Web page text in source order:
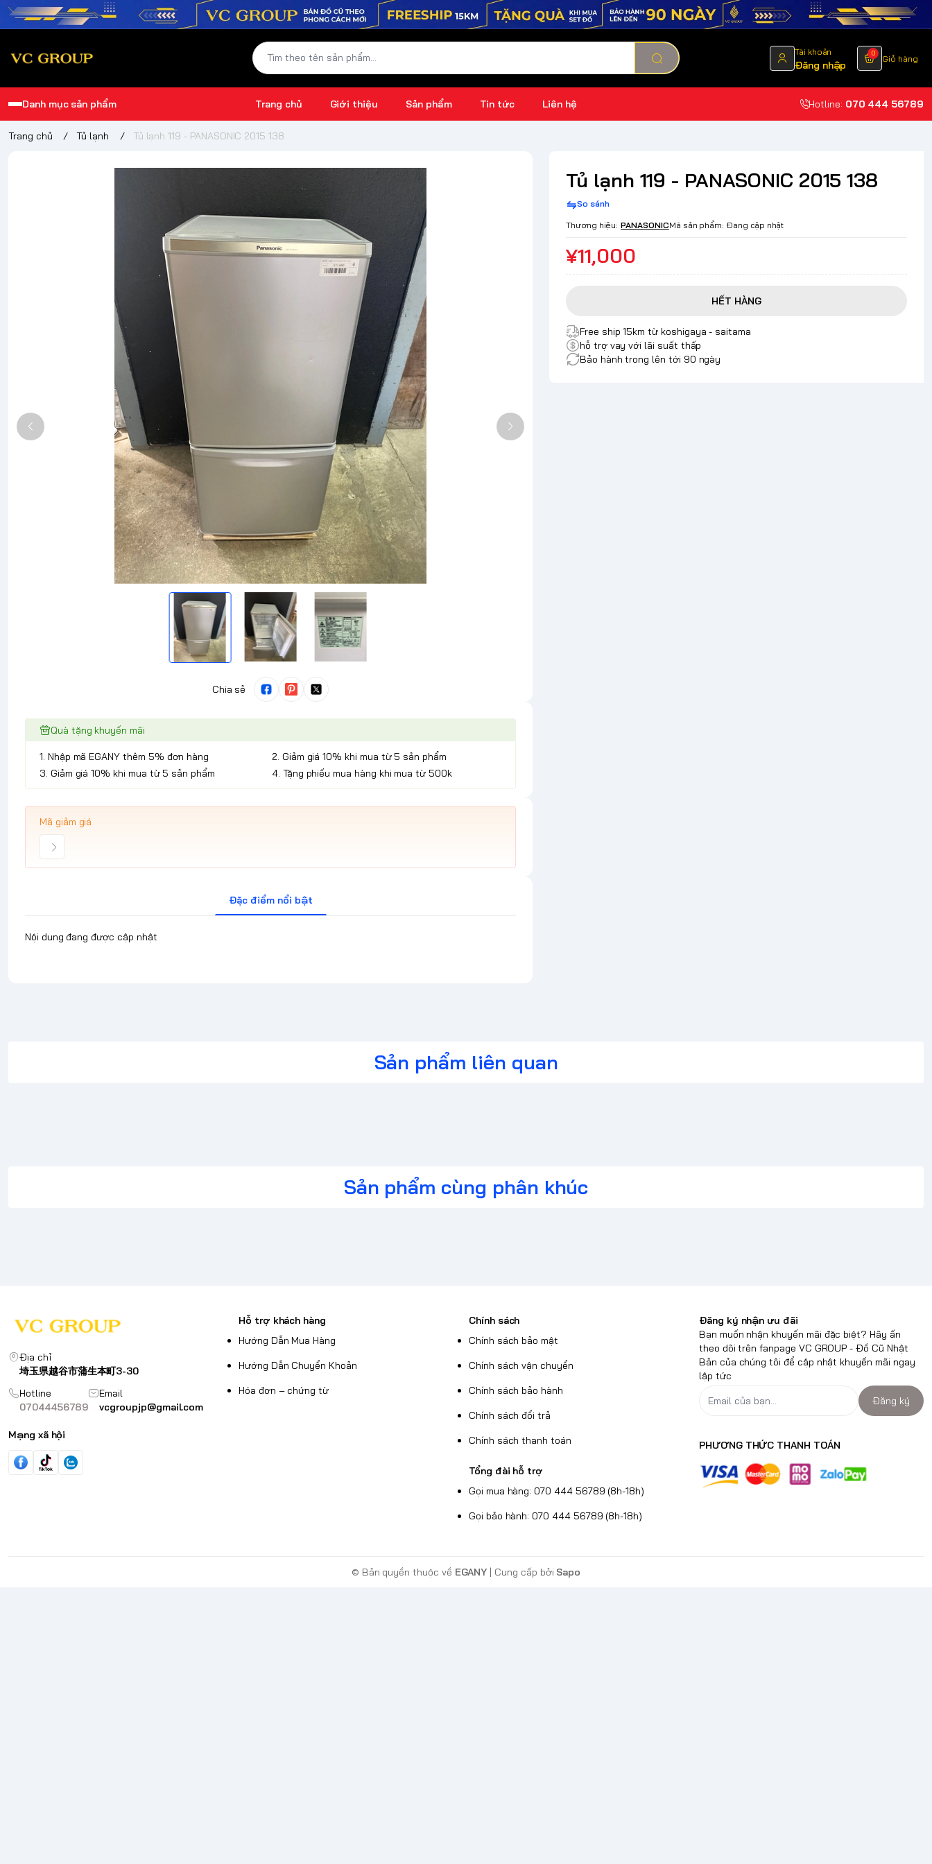
Tài khoản
Đăng nhập
0
Giỏ hàng
Danh mục sản phẩm Trang chủ Giới thiệu Sản phẩm Tin tức Liên hệ Hotline: 070 444 56789
Trang chủ / Tủ lạnh / Tủ lạnh 119 - PANASONIC 2015 138
Chia sẻ
Tủ lạnh 119 - PANASONIC 2015 138
So sánh
Thương hiệu: PANASONICMã sản phẩm: Đang cập nhật
¥11,000
HẾT HÀNG
Free ship 15km từ koshigaya - saitama
hỗ trợ vay với lãi suất thấp
Bảo hành trong lên tới 90 ngày
Quà tặng khuyến mãi
1. Nhập mã EGANY thêm 5% đơn hàng
2. Giảm giá 10% khi mua từ 5 sản phẩm
3. Giảm giá 10% khi mua từ 5 sản phẩm
4. Tặng phiếu mua hàng khi mua từ 500k
Mã giảm giá
Đặc điểm nổi bật
Nội dung đang được cập nhật
Sản phẩm liên quan
Sản phẩm cùng phân khúc
Địa chỉ
埼玉県越谷市蒲生本町3-30
Hotline
07044456789
Email
vcgroupjp@gmail.com
Mạng xã hội
Hỗ trợ khách hàng
Hướng Dẫn Mua Hàng
Hướng Dẫn Chuyển Khoản
Hóa đơn – chứng từ
Chính sách
Chính sách bảo mật
Chính sách vận chuyển
Chính sách bảo hành
Chính sách đổi trả
Chính sách thanh toán
Tổng đài hỗ trợ
Gọi mua hàng: 070 444 56789 (8h-18h)
Gọi bảo hành: 070 444 56789 (8h-18h)
Đăng ký nhận ưu đãi
Bạn muốn nhận khuyến mãi đặc biệt? Hãy ấn
theo dõi trên fanpage VC GROUP - Đồ Cũ Nhật
Bản của chúng tôi để cập nhật khuyến mãi ngay
lập tức
Đăng ký
PHƯƠNG THỨC THANH TOÁN
© Bản quyền thuộc về EGANY | Cung cấp bởi Sapo